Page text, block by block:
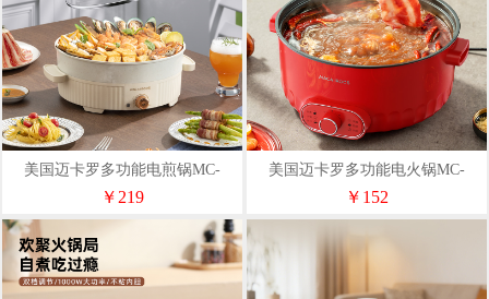
美国迈卡罗多功能电煎锅MC-
BD157
￥219
美国迈卡罗多功能电火锅MC-
HG682A
￥152